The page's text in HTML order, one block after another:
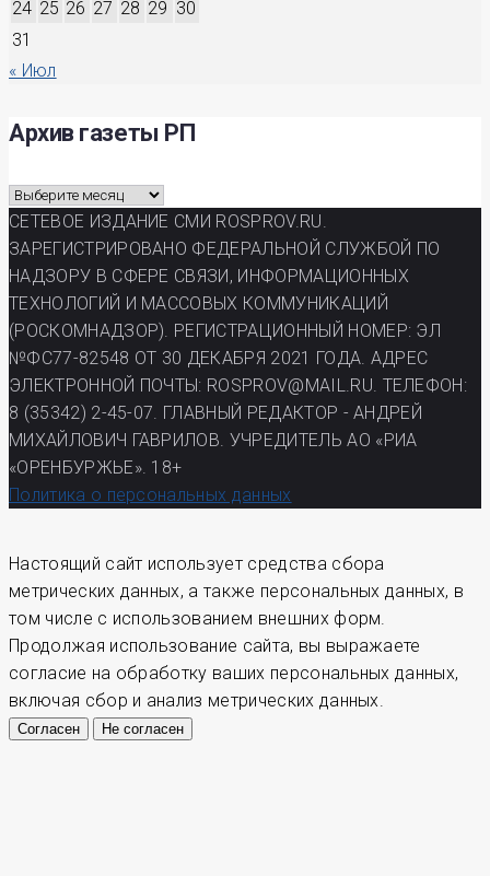
24 25 26 27 28 29 30
31
« Июл
Архив газеты РП
Архив
газеты
РП
СЕТЕВОЕ ИЗДАНИЕ СМИ ROSPROV.RU.
ЗАРЕГИСТРИРОВАНО ФЕДЕРАЛЬНОЙ СЛУЖБОЙ ПО
НАДЗОРУ В СФЕРЕ СВЯЗИ, ИНФОРМАЦИОННЫХ
ТЕХНОЛОГИЙ И МАССОВЫХ КОММУНИКАЦИЙ
(РОСКОМНАДЗОР). РЕГИСТРАЦИОННЫЙ НОМЕР: ЭЛ
№ФС77-82548 ОТ 30 ДЕКАБРЯ 2021 ГОДА. АДРЕС
ЭЛЕКТРОННОЙ ПОЧТЫ: ROSPROV@MAIL.RU. ТЕЛЕФОН:
8 (35342) 2-45-07. ГЛАВНЫЙ РЕДАКТОР - АНДРЕЙ
МИХАЙЛОВИЧ ГАВРИЛОВ. УЧРЕДИТЕЛЬ АО «РИА
«ОРЕНБУРЖЬЕ». 18+
Политика о персональных данных
Настоящий сайт использует средства сбора
метрических данных, а также персональных данных, в
том числе с использованием внешних форм.
Продолжая использование сайта, вы выражаете
согласие на обработку ваших персональных данных,
включая сбор и анализ метрических данных.
Согласен Не согласен